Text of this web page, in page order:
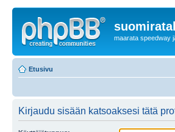
maarata speedway
Etusivu
Kirjaudu sisään katsoaksesi tätä